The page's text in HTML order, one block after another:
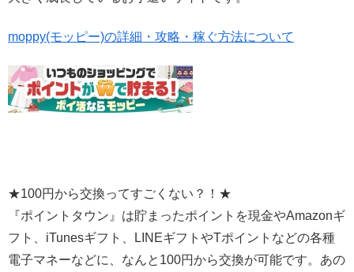
moppy(モッピー)の詳細・攻略・稼ぐ方法について
★100円から交換ってすごくない？！★
『ポイントタウン』は貯まったポイントを現金やAmazonギ
フト、iTunesギフト、LINEギフトやTポイントなどの各種
電子マネーなどに、なんと100円から交換が可能です。あの